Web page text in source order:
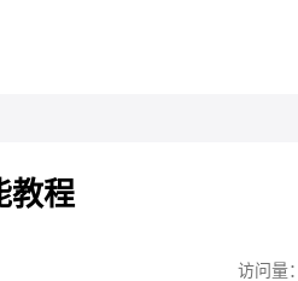
教程
访问量：